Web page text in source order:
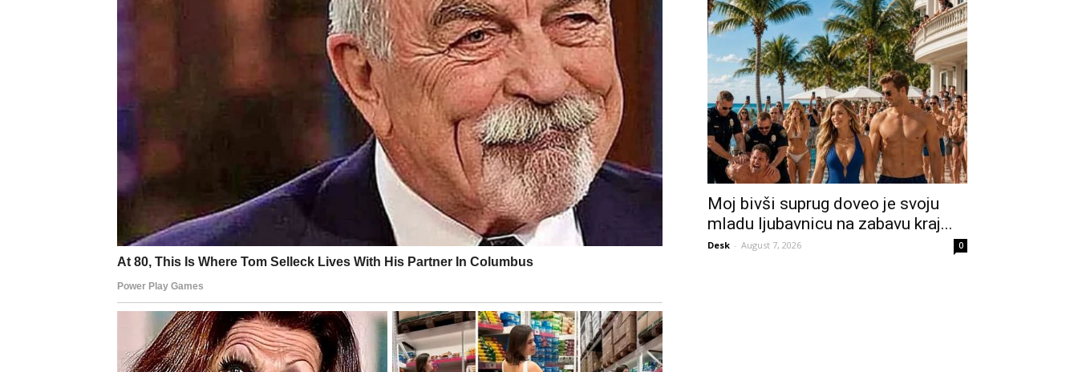
Moj bivši suprug doveo je svoju
mladu ljubavnicu na zabavu kraj...
Desk - August 7, 2026 0